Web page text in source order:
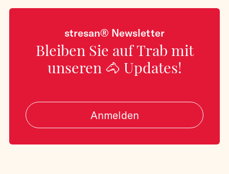
stresan® Newsletter
Bleiben Sie auf Trab mit
unseren 🐴 Updates!
Anmelden